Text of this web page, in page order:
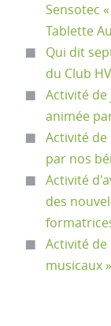
Sensotec
Tablette
Qui dit
du Club
Activité
animée
Activité de
par nos
Activité
des
Activité de
musicaux